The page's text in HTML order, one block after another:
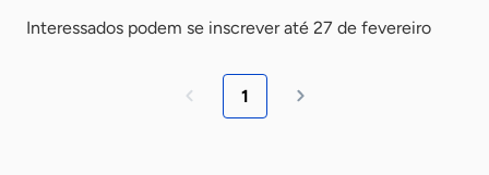
Interessados podem se inscrever até 27 de fevereiro
1